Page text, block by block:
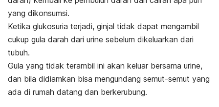
yang dikonsumsi.
Ketika glukosuria terjadi, ginjal tidak dapat mengambil
cukup gula darah dari urine sebelum dikeluarkan dari
tubuh.
Gula yang tidak terambil ini akan keluar bersama urine,
dan bila didiamkan bisa mengundang semut-semut yang
ada di rumah datang dan berkerubung.